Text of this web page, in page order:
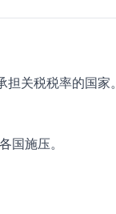
关税税率的国家。
国施压。